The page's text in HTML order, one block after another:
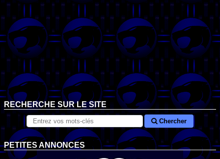
RECHERCHE SUR LE SITE
Chercher
PETITES ANNONCES